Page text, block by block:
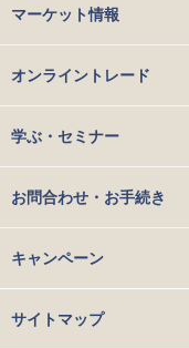
マーケット情報
オンライントレード
学ぶ・セミナー
お問合わせ・お手続き
キャンペーン
サイトマップ